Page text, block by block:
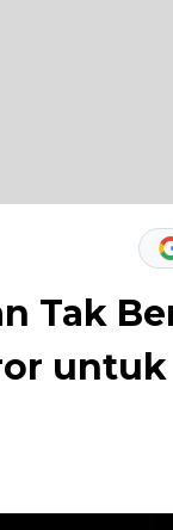
Tak
untuk